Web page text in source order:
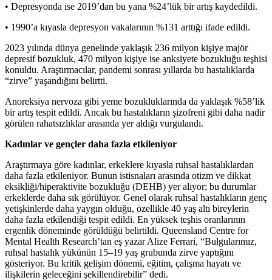
• Depresyonda ise 2019’dan bu yana %24’lük bir artış kaydedildi.
• 1990’a kıyasla depresyon vakalarının %131 arttığı ifade edildi.
2023 yılında dünya genelinde yaklaşık 236 milyon kişiye majör
depresif bozukluk, 470 milyon kişiye ise anksiyete bozukluğu teşhisi
konuldu. Araştırmacılar, pandemi sonrası yıllarda bu hastalıklarda
“zirve” yaşandığını belirtti.
Anoreksiya nervoza gibi yeme bozukluklarında da yaklaşık %58’lik
bir artış tespit edildi. Ancak bu hastalıkların şizofreni gibi daha nadir
görülen rahatsızlıklar arasında yer aldığı vurgulandı.
Kadınlar ve gençler daha fazla etkileniyor
Araştırmaya göre kadınlar, erkeklere kıyasla ruhsal hastalıklardan
daha fazla etkileniyor. Bunun istisnaları arasında otizm ve dikkat
eksikliği/hiperaktivite bozukluğu (DEHB) yer alıyor; bu durumlar
erkeklerde daha sık görülüyor. Genel olarak ruhsal hastalıkların genç
yetişkinlerde daha yaygın olduğu, özellikle 40 yaş altı bireylerin
daha fazla etkilendiği tespit edildi. En yüksek teşhis oranlarının
ergenlik döneminde görüldüğü belirtildi. Queensland Centre for
Mental Health Research’tan eş yazar Alize Ferrari, “Bulgularımız,
ruhsal hastalık yükünün 15–19 yaş grubunda zirve yaptığını
gösteriyor. Bu kritik gelişim dönemi, eğitim, çalışma hayatı ve
ilişkilerin geleceğini şekillendirebilir” dedi.